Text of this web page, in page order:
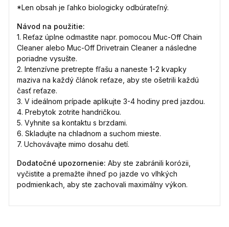
*Len obsah je ľahko biologicky odbúrateľný.
Návod na použitie:
1. Reťaz úplne odmastite napr. pomocouMuc-Off Chain
Cleaner aleboMuc-Off Drivetrain Cleaner a následne
poriadne vysušte.
2. Intenzívne pretrepte fľašu a naneste 1-2 kvapky
maziva na každý článok reťaze, aby ste ošetrili každú
časť reťaze.
3. V ideálnom prípade aplikujte 3-4 hodiny pred jazdou.
4. Prebytok zotrite handričkou.
5. Vyhnite sa kontaktu s brzdami.
6. Skladujte na chladnom a suchom mieste.
7. Uchovávajte mimo dosahu detí.
Dodatočné upozornenie: Aby ste zabránili korózii,
vyčistite a premažte ihneď po jazde vo vlhkých
podmienkach, aby ste zachovali maximálny výkon.